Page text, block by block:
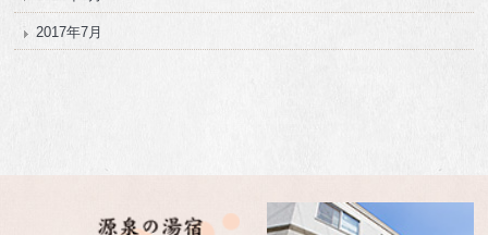
2017年7月